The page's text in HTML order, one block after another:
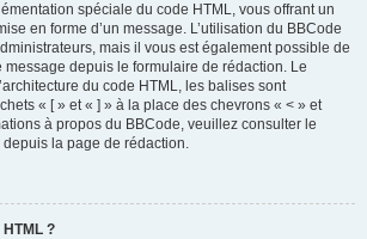
spéciale du code HTML, vous offrant un
en forme d’un message. L’utilisation du BBCode
mais il vous est également possible de
message depuis le formulaire de rédaction. Le
du code HTML, les balises sont
« [ » et « ] » à la place des chevrons « < » et
à propos du BBCode, veuillez consulter le
la page de rédaction.
?